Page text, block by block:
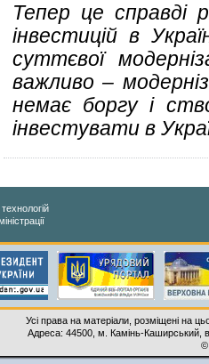
Тепер це справді
інвестицій в
суттєвої
важливо –
немає боргу і
інвестувати в
Усі права на матеріали, розміщені на
Адреса: 44500, м. Камінь-Каширський,
©